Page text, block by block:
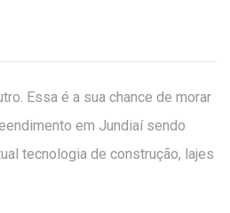
Essa é a sua chance de morar
em Jundiaí sendo
tecnologia de construção, lajes